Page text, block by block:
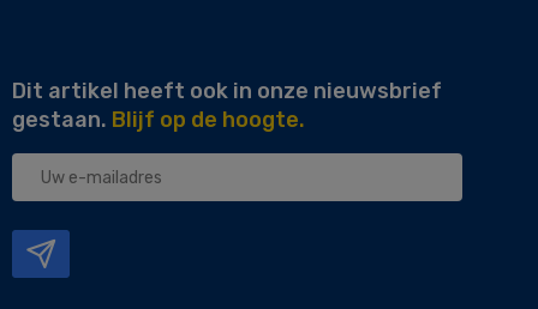
Dit artikel heeft ook in onze nieuwsbrief
gestaan. Blijf op de hoogte.
Uw